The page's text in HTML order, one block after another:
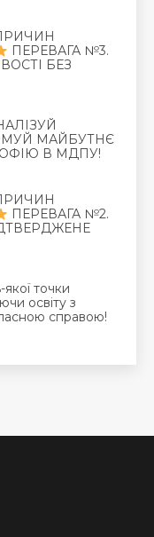
ПЕРЕВАГА №3.
БЕЗ
МАЙБУТНЄ
В МДПУ!
ПЕРЕВАГА №2.
точки
освіту з
справою!